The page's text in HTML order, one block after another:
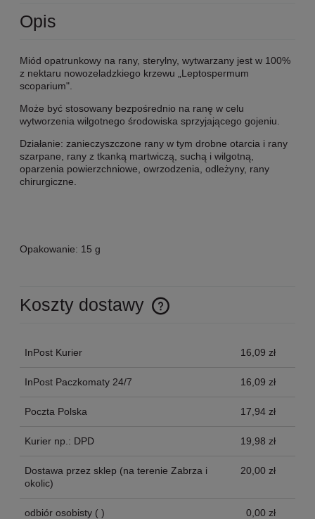
Opis
Miód opatrunkowy na rany, sterylny, wytwarzany jest w 100%
z nektaru nowozeladzkiego krzewu „Leptospermum
scoparium".
Może być stosowany bezpośrednio na ranę w celu
wytworzenia wilgotnego środowiska sprzyjającego gojeniu.
Działanie: zanieczyszczone rany w tym drobne otarcia i rany
szarpane, rany z tkanką martwiczą, suchą i wilgotną,
oparzenia powierzchniowe, owrzodzenia, odleżyny, rany
chirurgiczne.
Opakowanie: 15 g
Koszty dostawy
Cena nie zawiera ewentualnych kosztów płatności
InPost Kurier 16,09 zł
InPost Paczkomaty 24/7 16,09 zł
Poczta Polska 17,94 zł
Kurier np.: DPD 19,98 zł
Dostawa przez sklep (na terenie Zabrza i
okolic)
20,00 zł
odbiór osobisty ( ) 0,00 zł